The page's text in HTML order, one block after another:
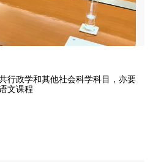
行政学和其他社会科学科目，亦要
文课程